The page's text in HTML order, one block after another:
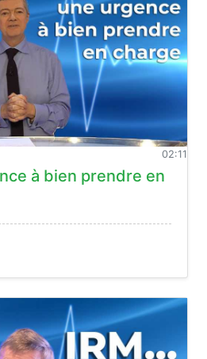
02:11
à bien prendre en